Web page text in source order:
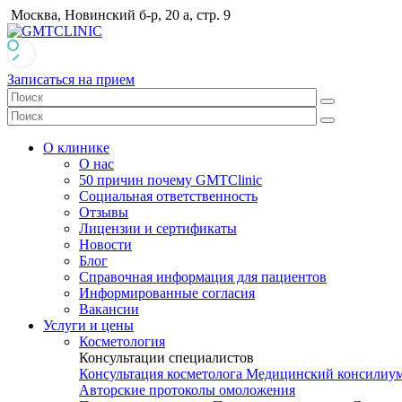
Москва, Новинский б-р, 20 а, стр. 9
Записаться на прием
О клинике
О нас
50 причин почему GMTClinic
Социальная ответственность
Отзывы
Лицензии и сертификаты
Новости
Блог
Справочная информация для пациентов
Информированные согласия
Вакансии
Услуги и цены
Косметология
Консультации специалистов
Консультация косметолога Медицинский
Авторские протоколы омоложения